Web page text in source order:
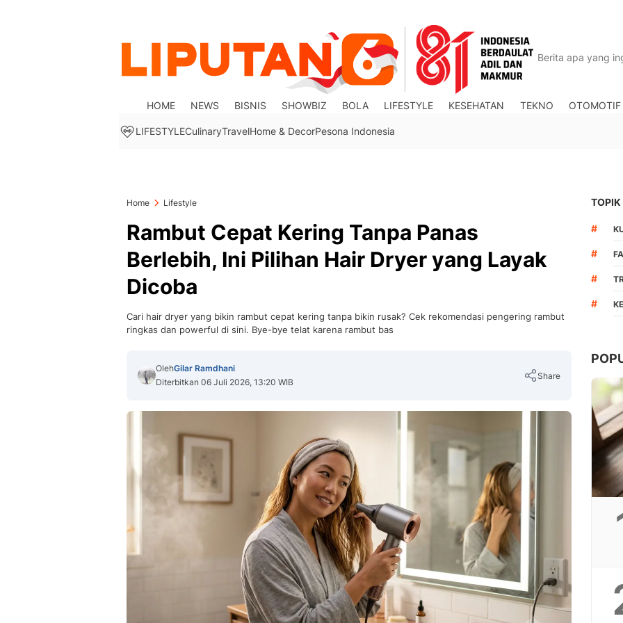
HOME NEWS BISNIS SHOWBIZ BOLA LIFESTYLE KESEHATAN TEKNO OTOMOTIF
LIFESTYLECulinaryTravelHome & DecorPesona Indonesia
Home Lifestyle
Rambut Cepat Kering Tanpa Panas
Berlebih, Ini Pilihan Hair Dryer yang Layak
Dicoba
Cari hair dryer yang bikin rambut cepat kering tanpa bikin rusak? Cek rekomendasi pengering rambut
ringkas dan powerful di sini. Bye-bye telat karena rambut bas
OlehGilar Ramdhani
Diterbitkan 06 Juli 2026, 13:20 WIB
Share
TOPIK
#
#
#
#